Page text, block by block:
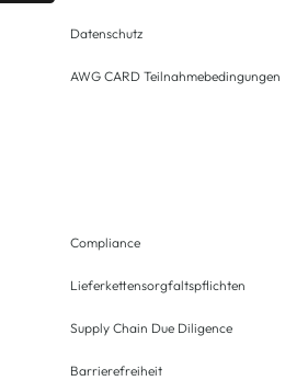
Datenschutz
AWG CARD Teilnahmebedingungen
Compliance
Lieferkettensorgfaltspflichten
Supply Chain Due Diligence
Barrierefreiheit